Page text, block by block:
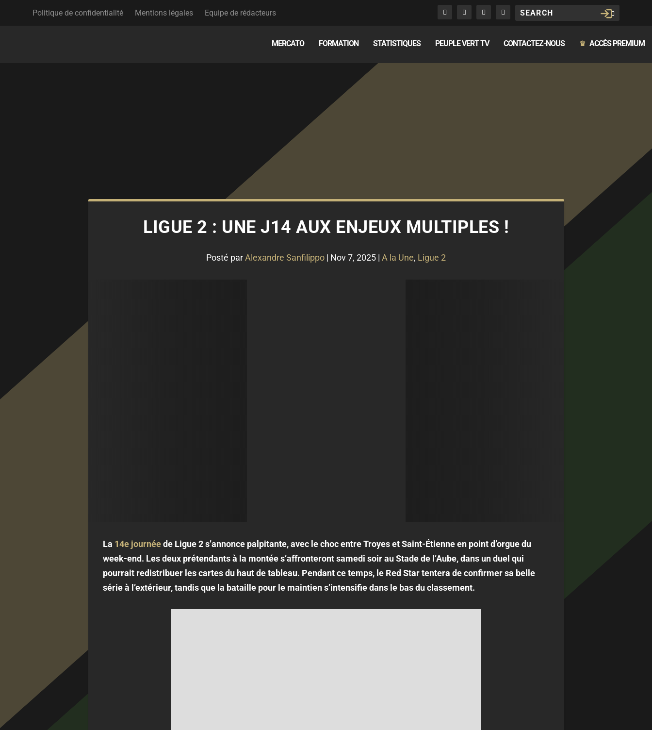
Politique de confidentialité Mentions légales Equipe de rédacteurs
MERCATO FORMATION STATISTIQUES PEUPLE VERT TV CONTACTEZ-NOUS ♛ ACCÈS PREMIUM
LIGUE 2 : UNE J14 AUX ENJEUX MULTIPLES !
Posté parAlexandre Sanfilippo | Nov 7, 2025 | A la Une, Ligue 2
La 14e journéede Ligue 2 s’annonce palpitante, avec le choc entre Troyes et Saint-Étienne en point d’orgue du
week-end. Les deux prétendants à la montée s’affronteront samedi soir au Stade de l’Aube, dans un duel qui
pourrait redistribuer les cartes du haut de tableau. Pendant ce temps, le Red Star tentera de confirmer sa belle
série à l’extérieur, tandis que la bataille pour le maintien s’intensifie dans le bas du classement.